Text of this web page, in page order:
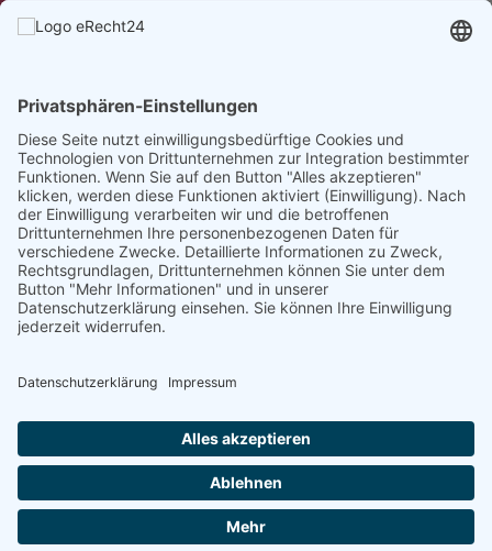
Sebastian-Kneipp-Straße 36,
35080 Bad Endbach
Diese Seite nutzt einwilligungsbedürftige Cookies und
Technologien von Drittunternehmen zur Integration bestimmter
Funktionen. Wenn Sie auf den Button "Alles akzeptieren"
klicken, werden diese Funktionen aktiviert (Einwilligung). Nach
der Einwilligung verarbeiten wir und die betroffenen
Drittunternehmen Ihre personenbezogenen Daten für
verschiedene Zwecke. Detaillierte Informationen zu Zweck,
Rechtsgrundlagen, Drittunternehmen können Sie unter dem
Datenschutzerklärung einsehen. Sie können Ihre Einwilligung
ABLEHNEN AKZEPTIEREN MEHR